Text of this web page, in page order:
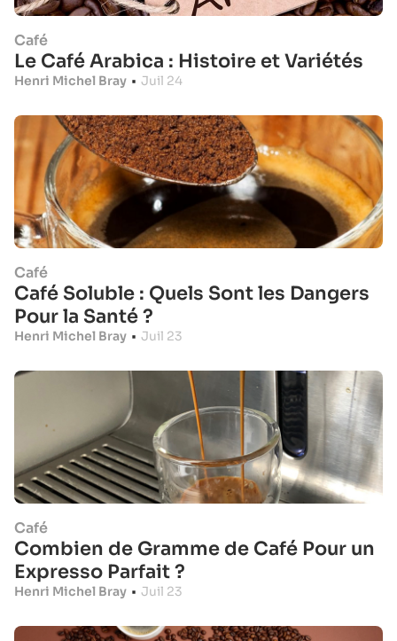
Café
Le Café Arabica : Histoire et Variétés
Henri Michel Bray • Juil 24
Café
Café Soluble : Quels Sont les Dangers
Pour la Santé ?
Henri Michel Bray • Juil 23
Café
Combien de Gramme de Café Pour un
Expresso Parfait ?
Henri Michel Bray • Juil 23